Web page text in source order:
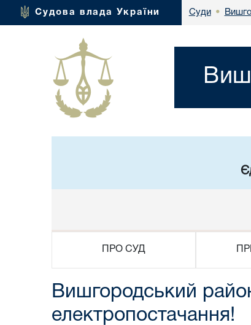
Судова влада України Суди •
ПРО СУД
Вишгородський
електропостачання!